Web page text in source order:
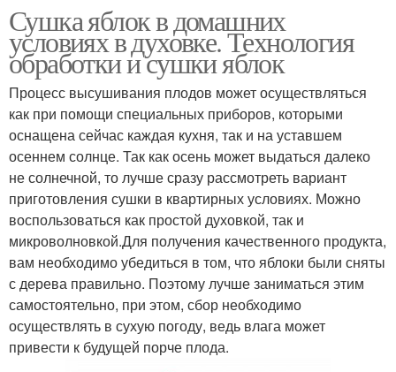
Сушка яблок в домашних
условиях в духовке. Технология
обработки и сушки яблок
Процесс высушивания плодов может осуществляться
как при помощи специальных приборов, которыми
оснащена сейчас каждая кухня, так и на уставшем
осеннем солнце. Так как осень может выдаться далеко
не солнечной, то лучше сразу рассмотреть вариант
приготовления сушки в квартирных условиях. Можно
воспользоваться как простой духовкой, так и
микроволновкой.Для получения качественного продукта,
вам необходимо убедиться в том, что яблоки были сняты
с дерева правильно. Поэтому лучше заниматься этим
самостоятельно, при этом, сбор необходимо
осуществлять в сухую погоду, ведь влага может
привести к будущей порче плода.